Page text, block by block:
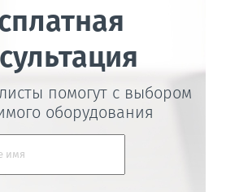
помогут с выбором
оборудования